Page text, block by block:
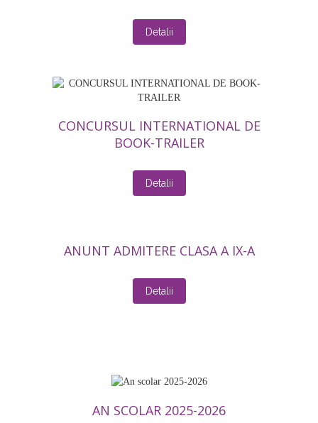
Detalii
CONCURSUL INTERNATIONAL DE
BOOK-TRAILER
Detalii
ANUNT ADMITERE CLASA A IX-A
Detalii
AN SCOLAR 2025-2026